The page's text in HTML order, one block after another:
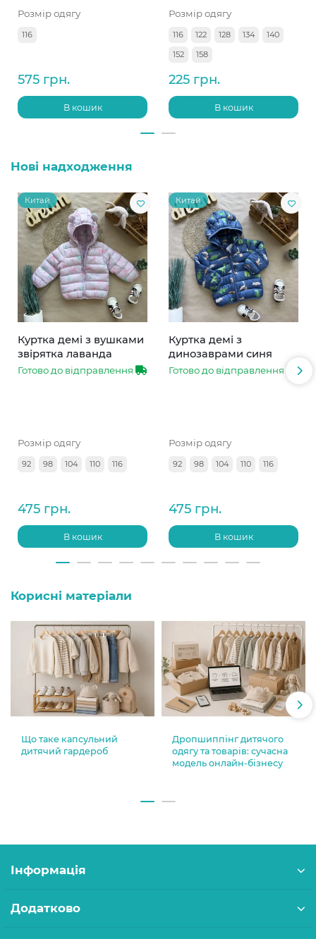
Розмір одягу
116
575 грн.
В кошик
Розмір одягу
116 122 128 134
140
152
158
225 грн.
В кошик
Нові надходження
Китай
Куртка демі з вушками
звірятка лаванда
Готово до відправлення
Розмір одягу
92 98 104 110 116
475 грн.
В кошик
Китай
Куртка демі з
динозаврами синя
Готово до відправлення
Розмір одягу
92 98 104 110 116
475 грн.
В кошик
Корисні матеріали
Що таке капсульний
дитячий гардероб
Дропшиппінг дитячого
одягу та товарів: сучасна
модель онлайн-бізнесу
Інформація
Додатково